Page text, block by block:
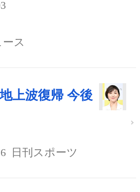
ス
上波復帰 今後
日刊スポーツ